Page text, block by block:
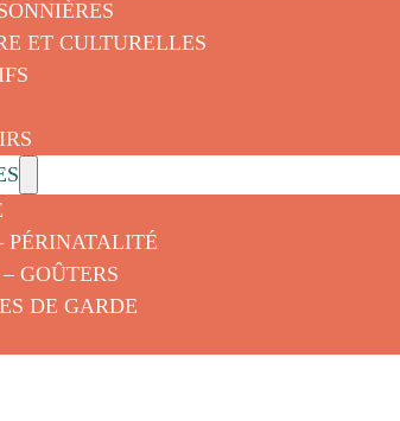
ET CULTURELLES
PÉRINATALITÉ
GOÛTERS
DE GARDE